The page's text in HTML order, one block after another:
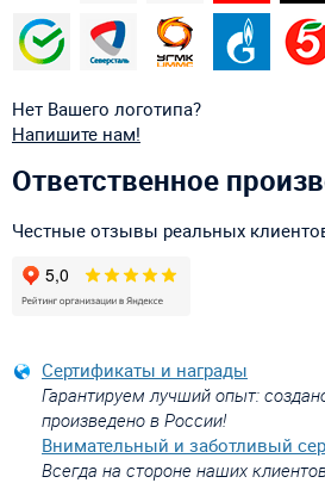
Нет Вашего логотипа?
Напишите нам!
Ответственное
Честные отзывы реальных
Сертификаты и награды
Гарантируем лучший опыт:
произведено в России!
Внимательный и заботливый
Всегда на стороне наших